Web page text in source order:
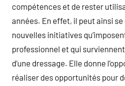
compétences et de rester
années. En effet, il peut ainsi
nouvelles initiatives
professionnel et qui
d’une dressage. Elle donne
réaliser des opportunités pour